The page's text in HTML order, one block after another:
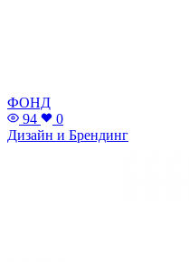
ФОНД
94
0
Дизайн и Брендинг